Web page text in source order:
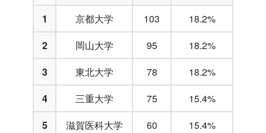
1
京都大学 103
18.2%
2
岡山大学 95
18.2%
3
東北大学 78
18.2%
4
三重大学 75
15.4%
5
滋賀医科大学 60
15.4%